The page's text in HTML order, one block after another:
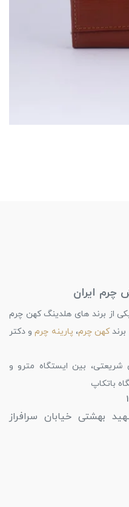
چرم ایران
از برند های هلدینگ کهن چرم
برندکهن چرم، پارینه چرمو دکتر
شریعتی، بین ایستگاه مترو و
باتکاپ
بهشتی خیابان سرافراز